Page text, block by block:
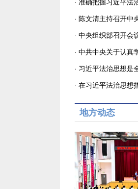
· 陈文清主持召开中
宣传贯彻党的二十大
国家贡献政法力量
· 中央组织部召开会
· 中共中央关于认真
决定
· 习近平法治思想是
· 在习近平法治思想
地方动态